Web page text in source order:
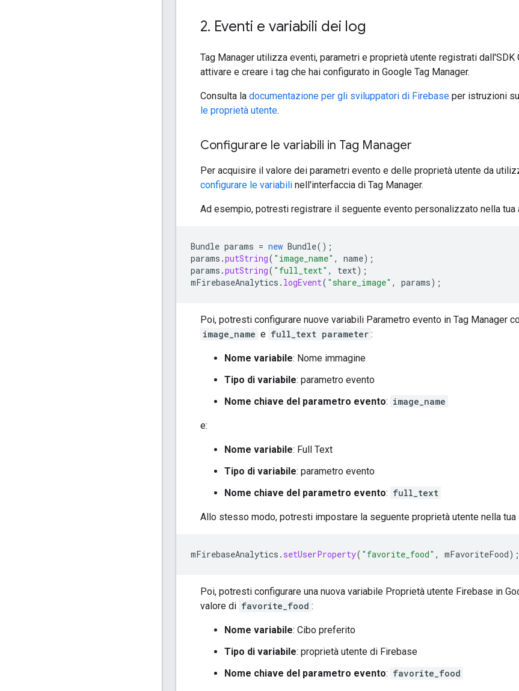
2. Eventi e variabili dei log
Tag Manager utilizza eventi, parametri e proprietà utente registrati
attivare e creare i tag che hai configurato in Google Tag Manager.
Consulta la documentazione per gli sviluppatori di Firebase per istruzioni
le proprietà utente.
Configurare le variabili in Tag Manager
Per acquisire il valore dei parametri evento e delle proprietà utente da
configurare le variabili nell'interfaccia di Tag Manager.
Ad esempio, potresti registrare il seguente evento personalizzato nella tua
Bundle params = new Bundle();
params .putString( "image_name" , name);
params .putString( "full_text" , text);
mFirebaseAnalytics . logEvent( "share_image" , params);
Poi, potresti configurare nuove variabili Parametro evento in Tag Manager
image_name e full_text parameter :
Nome variabile: Nome immagine
Tipo di variabile: parametro evento
Nome chiave del parametro evento: image_name
e:
Nome variabile: Full Text
Tipo di variabile: parametro evento
Nome chiave del parametro evento: full_text
Allo stesso modo, potresti impostare la seguente proprietà utente nella tua
mFirebaseAnalytics . setUserProperty( "favorite_food" , mFavoriteFood);
Poi, potresti configurare una nuova variabile Proprietà utente Firebase in
valore di favorite_food :
Nome variabile: Cibo preferito
Tipo di variabile: proprietà utente di Firebase
Nome chiave del parametro evento: favorite_food